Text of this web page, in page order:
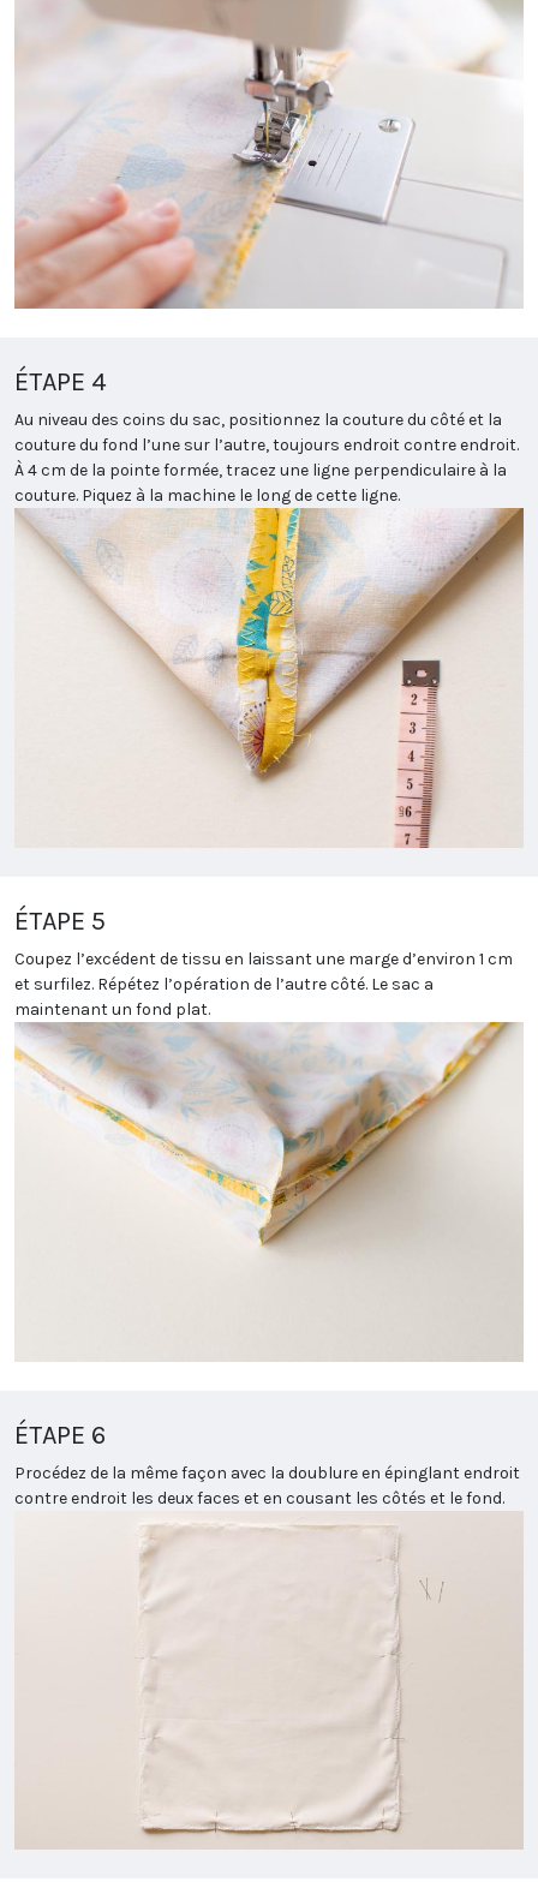
ÉTAPE 4
Au niveau des coins du sac, positionnez la couture du côté et la
couture du fond l’une sur l’autre, toujours endroit contre endroit.
À 4 cm de la pointe formée, tracez une ligne perpendiculaire à la
couture. Piquez à la machine le long de cette ligne.
ÉTAPE 5
Coupez l’excédent de tissu en laissant une marge d’environ 1 cm
et surfilez. Répétez l’opération de l’autre côté. Le sac a
maintenant un fond plat.
ÉTAPE 6
Procédez de la même façon avec la doublure en épinglant endroit
contre endroit les deux faces et en cousant les côtés et le fond.